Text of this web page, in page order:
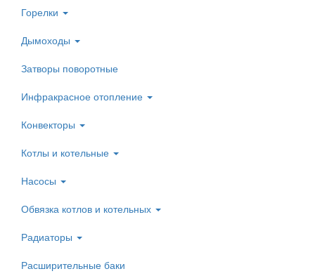
Горелки
Дымоходы
Затворы поворотные
Инфракрасное отопление
Конвекторы
Котлы и котельные
Насосы
Обвязка котлов и котельных
Радиаторы
Расширительные баки